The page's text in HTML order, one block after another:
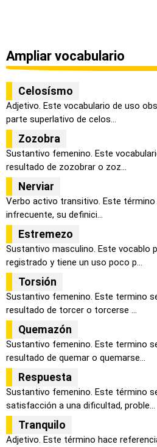
Ampliar vocabulario
Celosísmo
Adjetivo. Este vocabulario de uso
parte superlativo de celos...
Zozobra
Sustantivo femenino. Este
resultado de zozobrar o zoz...
Nerviar
Verbo activo transitivo. Este
infrecuente, su definici...
Estremezo
Sustantivo masculino. Este vocablo
registrado y tiene un uso poco p...
Torsión
Sustantivo femenino. Este termino
resultado de torcer o torcerse ...
Quemazón
Sustantivo femenino. Este termino
resultado de quemar o quemarse...
Respuesta
Sustantivo femenino. Este término
satisfacción a una dificultad, proble...
Tranquilo
Adjetivo. Este término hace